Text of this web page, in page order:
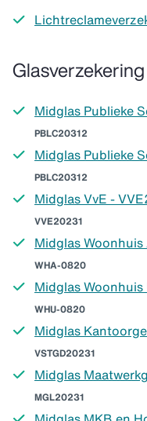
Midglas Publieke
PBLC20312
Midglas Publieke
PBLC20312
Midglas VvE -
VVE20231
Midglas
WHA-0820
Midglas
WHU-0820
Midglas
VSTGD20231
Midglas
MGL20231